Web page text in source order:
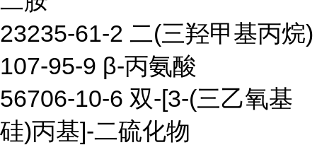
23235-61-2 二(三羟甲基丙烷)
107-95-9 β-丙氨酸
56706-10-6 双-[3-(三乙氧基
硅)丙基]-二硫化物